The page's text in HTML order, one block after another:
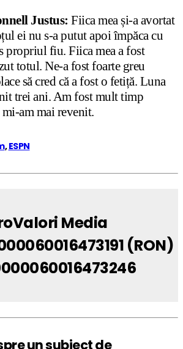
Justus: Fiica mea și-a avortat
ei nu s-a putut apoi împăca cu
propriul fiu. Fiica mea a fost
totul. Ne-a fost foarte greu
să cred că a fost o fetiță. Luna
trei ani. Am fost mult timp
mi-am mai revenit.
,ESPN
Media
(RON)
un subiect de